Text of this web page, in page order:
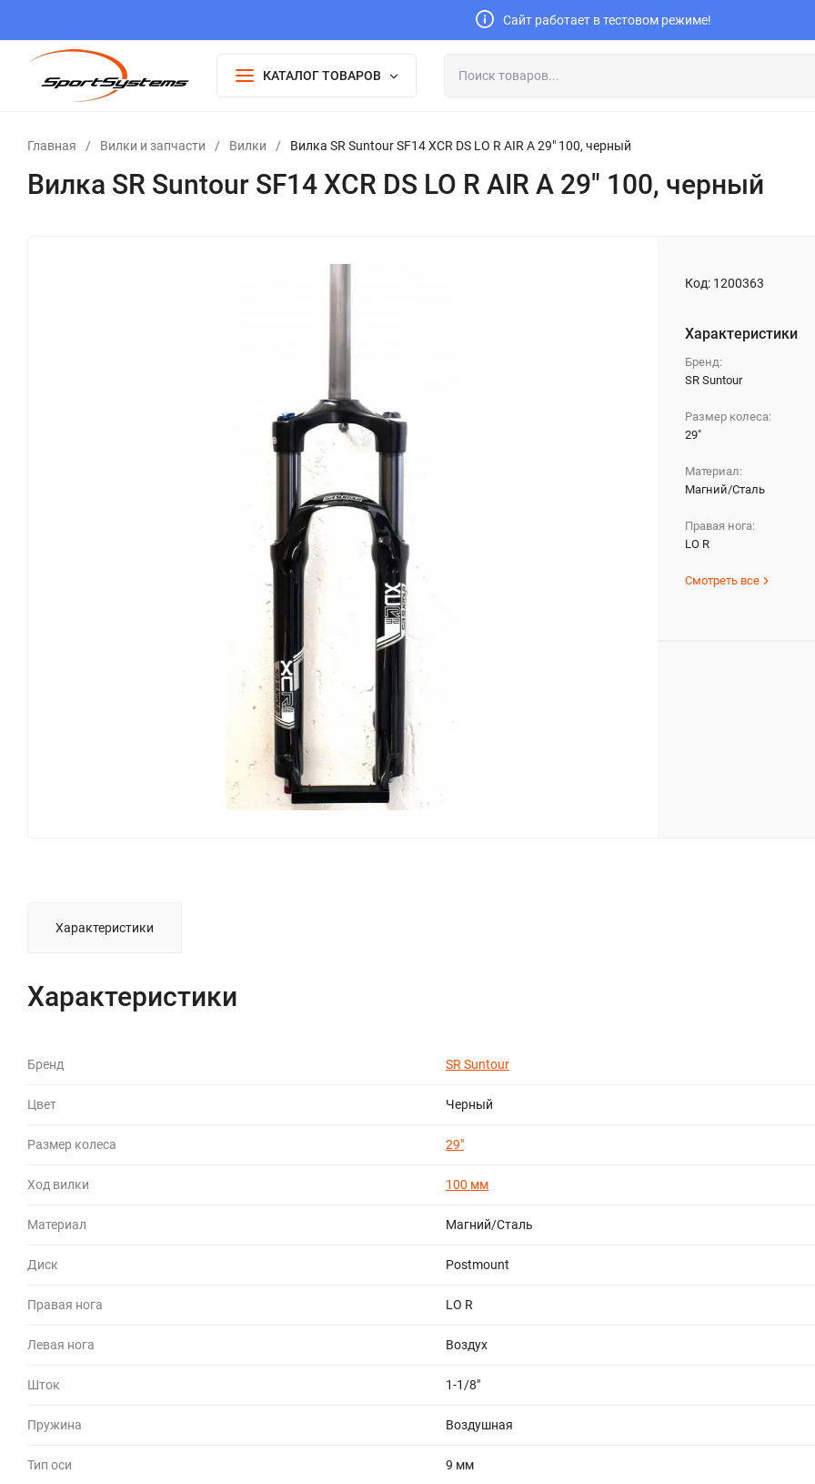
Сайт работает в тестовом режиме!
КАТАЛОГ ТОВАРОВ
Главная / Вилки и запчасти / Вилки / Вилка SR Suntour SF14 XCR DS LO R AIR A 29" 100, черный
Вилка SR Suntour SF14 XCR DS LO R AIR A 29" 100, черный
Код: 1200363
Характеристики
Бренд:
SR Suntour
Размер колеса:
29"
Материал:
Магний/Сталь
Правая нога:
LO R
Смотреть все
Характеристики
Характеристики
Бренд SR Suntour
Цвет Черный
Размер колеса 29"
Ход вилки 100 мм
Материал Магний/Сталь
Диск Postmount
Правая нога LO R
Левая нога Воздух
Шток 1-1/8"
Пружина Воздушная
Тип оси 9 мм